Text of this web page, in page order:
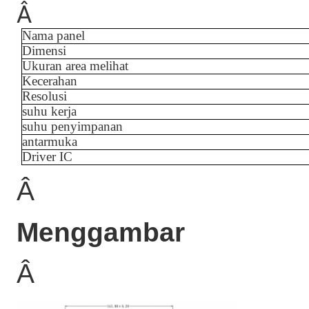
Â
Nama panel
Dimensi
Ukuran area melihat
Kecerahan
Resolusi
suhu kerja
suhu penyimpanan
antarmuka
Driver IC
Â
Menggambar
Â